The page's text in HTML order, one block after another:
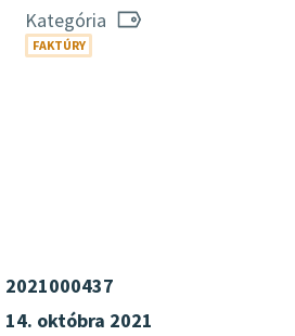
Kategória
FAKTÚRY
2021000437
14. októbra 2021